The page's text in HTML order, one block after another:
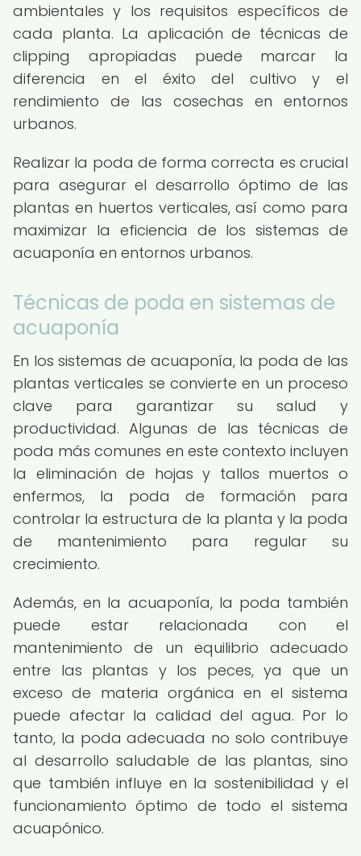
ambientales y los requisitos específicos de
cada planta. La aplicación de técnicas de
clipping apropiadas puede marcar la
diferencia en el éxito del cultivo y el
rendimiento de las cosechas en entornos
urbanos.
Realizar la poda de forma correcta es crucial
para asegurar el desarrollo óptimo de las
plantas en huertos verticales, así como para
maximizar la eficiencia de los sistemas de
acuaponía en entornos urbanos.
Técnicas de poda en sistemas de
acuaponía
En los sistemas de acuaponía, la poda de las
plantas verticales se convierte en un proceso
clave para garantizar su salud y
productividad. Algunas de las técnicas de
poda más comunes en este contexto incluyen
la eliminación de hojas y tallos muertos o
enfermos, la poda de formación para
controlar la estructura de la planta y la poda
de mantenimiento para regular su
crecimiento.
Además, en la acuaponía, la poda también
puede estar relacionada con el
mantenimiento de un equilibrio adecuado
entre las plantas y los peces, ya que un
exceso de materia orgánica en el sistema
puede afectar la calidad del agua. Por lo
tanto, la poda adecuada no solo contribuye
al desarrollo saludable de las plantas, sino
que también influye en la sostenibilidad y el
funcionamiento óptimo de todo el sistema
acuapónico.